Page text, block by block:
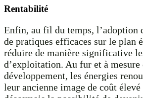
Rentabilité
Enfin, au fil du temps, l’adoption
de pratiques efficaces sur le plan
réduire de manière significative
d’exploitation. Au fur et à mesure
développement, les énergies
leur ancienne image de coût